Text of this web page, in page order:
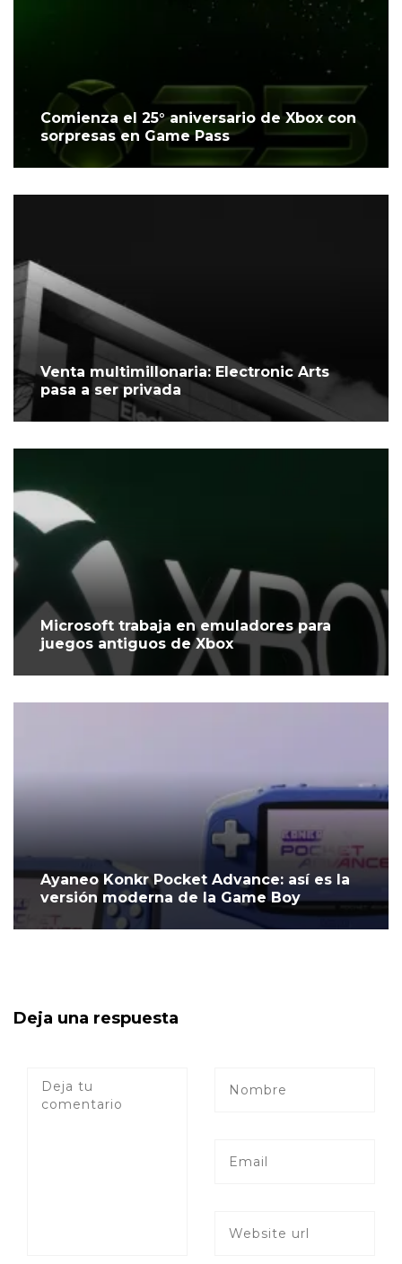
Comienza el 25° aniversario de Xbox con
sorpresas en Game Pass
Venta multimillonaria: Electronic Arts
pasa a ser privada
Microsoft trabaja en emuladores para
juegos antiguos de Xbox
Ayaneo Konkr Pocket Advance: así es la
versión moderna de la Game Boy
Deja una respuesta